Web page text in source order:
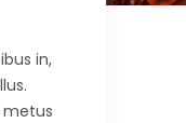
in,
metus